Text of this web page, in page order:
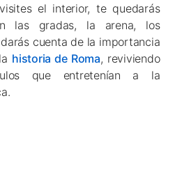
el interior, te quedarás
las gradas, la arena, los
cuenta de la importancia
historia de Roma, reviviendo
que entretenían a la